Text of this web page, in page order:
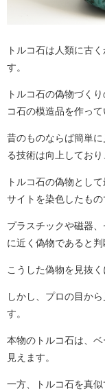
トルコ石は人類に古
す。
トルコ石の偽物づく
コ石の模造品を作って
昔のものならば簡単
る技術は向上してお
トルコ石の偽物とし
サイトを染色したもの
プラスチックや磁器
に近く偽物であると
こうした偽物を見抜
しかし、プロの目か
す。
本物のトルコ石は、
見えます。
一方、トルコ石を真